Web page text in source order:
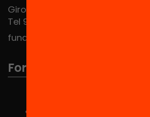
Girona 34, interior 08010
Tel 934 588 700
fundacio@equitat.org
Formamos parte de...